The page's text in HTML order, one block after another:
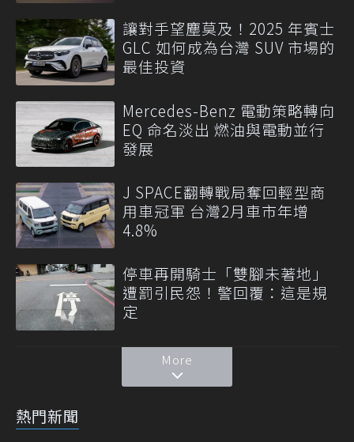
讓對手望塵莫及！2025 年賓士
GLC 如何成為台灣 SUV 市場的
最佳投資
Mercedes-Benz 電動策略轉向
EQ 命名淡出 燃油與電動並行
發展
J SPACE翻轉戰局奪回輕型商
用車冠軍 台灣2月車市年增
4.8%
停車再開騎士「雙腳未著地」
遭罰引民怨！警回覆：這是規
定
More
熱門新聞